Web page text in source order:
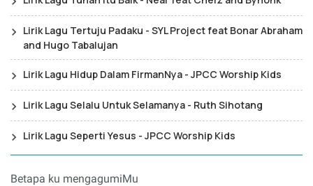
Lirik Lagu Tertuju Padaku - SYL Project feat Bonar Abraham
and Hugo Tabalujan
Lirik Lagu Hidup Dalam FirmanNya - JPCC Worship Kids
Lirik Lagu Selalu Untuk Selamanya - Ruth Sihotang
Lirik Lagu Seperti Yesus - JPCC Worship Kids
Betapa ku mengagumiMu